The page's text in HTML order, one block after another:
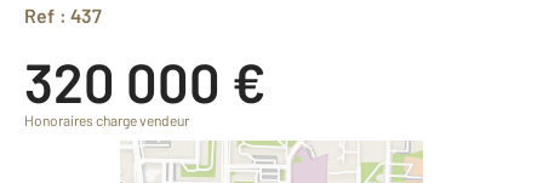
Ref : 437
320 000 €
Honoraires charge vendeur